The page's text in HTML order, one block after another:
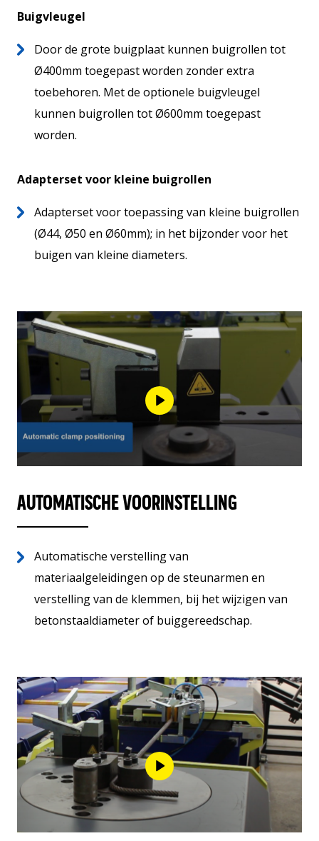
Buigvleugel
Door de grote buigplaat kunnen buigrollen tot
Ø400mm toegepast worden zonder extra
toebehoren. Met de optionele buigvleugel
kunnen buigrollen tot Ø600mm toegepast
worden.
Adapterset voor kleine buigrollen
Adapterset voor toepassing van kleine buigrollen
(Ø44, Ø50 en Ø60mm); in het bijzonder voor het
buigen van kleine diameters.
AUTOMATISCHE VOORINSTELLING
Automatische verstelling van
materiaalgeleidingen op de steunarmen en
verstelling van de klemmen, bij het wijzigen van
betonstaaldiameter of buiggereedschap.